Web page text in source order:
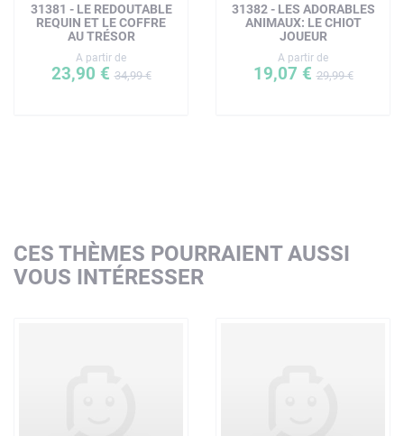
31381 - LE REDOUTABLE
REQUIN ET LE COFFRE
AU TRÉSOR
A partir de
23,90 €34,99 €
31382 - LES ADORABLES
ANIMAUX: LE CHIOT
JOUEUR
A partir de
19,07 €29,99 €
CES THÈMES POURRAIENT AUSSI
VOUS INTÉRESSER